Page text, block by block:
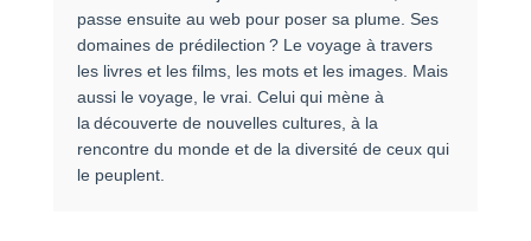
passe ensuite au web pour poser sa plume. Ses
domaines de prédilection ? Le voyage à travers
les livres et les films, les mots et les images. Mais
aussi le voyage, le vrai. Celui qui mène à
la découverte de nouvelles cultures, à la
rencontre du monde et de la diversité de ceux qui
le peuplent.